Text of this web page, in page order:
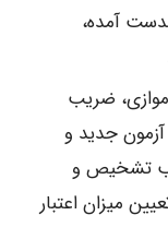
آمده،
ضریب
جدید و
تشخیص و
میزان اعتبار